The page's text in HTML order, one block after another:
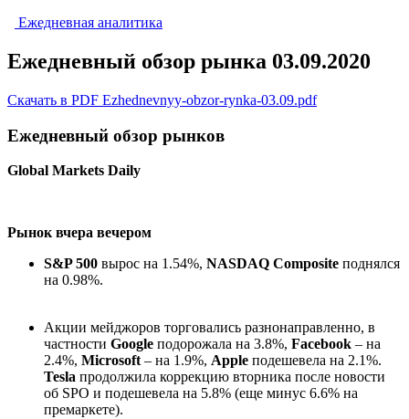
Ежедневная аналитика
Ежедневный обзор рынка 03.09.2020
Скачать в PDF Ezhednevnyy-obzor-rynka-03.09.pdf
Ежедневный обзор рынков
Global Markets Daily
Рынок вчера вечером
S&P 500 вырос на 1.54%, NASDAQ Composite поднялся
на 0.98%.
Акции мейджоров торговались разнонаправленно, в
частности Google подорожала на 3.8%, Facebook – на
2.4%, Microsoft – на 1.9%, Apple подешевела на 2.1%.
Tesla продолжила коррекцию вторника после новости
об SPO и подешевела на 5.8% (еще минус 6.6% на
премаркете).